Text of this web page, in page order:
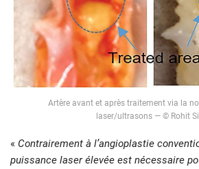
Artère avant et après traitement via la
laser/ultrasons — © Rohit
« Contrairement à l’angioplastie
puissance laser élevée est nécessaire